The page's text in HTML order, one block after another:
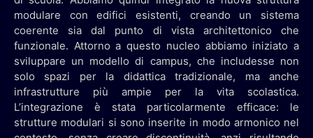
modulare con edifici esistenti, creando un sistema
coerente sia dal punto di vista architettonico che
funzionale. Attorno a questo nucleo abbiamo iniziato a
sviluppare un modello di campus, che includesse non
solo spazi per la didattica tradizionale, ma anche
infrastrutture più ampie per la vita scolastica.
L’integrazione è stata particolarmente efficace: le
strutture modulari si sono inserite in modo armonico nel